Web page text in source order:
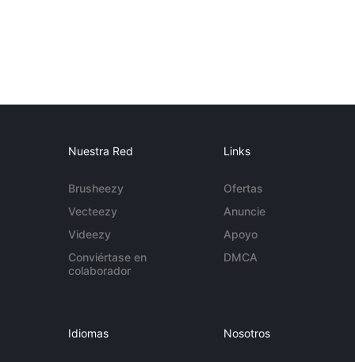
Nuestra Red
Brusheezy
Vecteezy
Videezy
Conviértase en
colaborador
Links
Ofertas
Anuncie
Apoyo
DMCA
Idiomas Nosotros